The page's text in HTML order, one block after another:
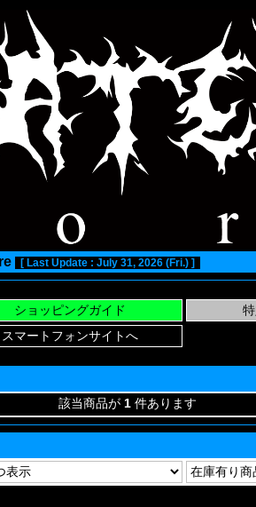
[ Last Update : July 31, 2026 (Fri.) ]
該当商品が 1 件あります